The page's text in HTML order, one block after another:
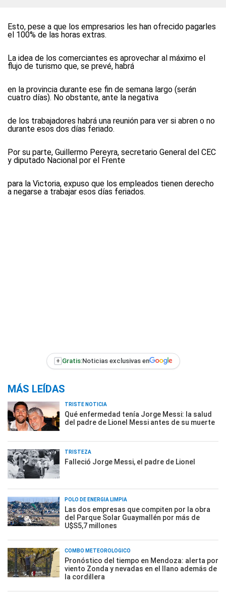
Esto, pese a que los empresarios les han ofrecido pagarles
el 100% de las horas extras.
La idea de los comerciantes es aprovechar al máximo el
flujo de turismo que, se prevé, habrá
en la provincia durante ese fin de semana largo (serán
cuatro días). No obstante, ante la negativa
de los trabajadores habrá una reunión para ver si abren o no
durante esos dos días feriado.
Por su parte, Guillermo Pereyra, secretario General del CEC
y diputado Nacional por el Frente
para la Victoria, expuso que los empleados tienen derecho
a negarse a trabajar esos días feriados.
+ Gratis:Noticias exclusivas en
MÁS LEÍDAS
TRISTE NOTICIA
Qué enfermedad tenía Jorge Messi: la salud
del padre de Lionel Messi antes de su muerte
TRISTEZA
Falleció Jorge Messi, el padre de Lionel
POLO DE ENERGÍA LIMPIA
Las dos empresas que compiten por la obra
del Parque Solar Guaymallén por más de
U$S5,7 millones
COMBO METEOROLÓGICO
Pronóstico del tiempo en Mendoza: alerta por
viento Zonda y nevadas en el llano además de
la cordillera